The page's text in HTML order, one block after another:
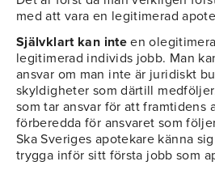
med att vara en legitimerad
Självklart kan inte en
legitimerad individs jobb. Man
ansvar om man inte är juridiskt
skyldigheter som därtill
som tar ansvar för att framtidens
förberedda för ansvaret som
Ska Sveriges apotekare känna
trygga inför sitt första jobb som